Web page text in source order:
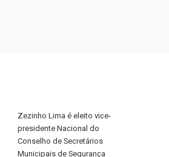
Zezinho Lima é eleito vice-
presidente Nacional do
Conselho de Secretários
Municipais de Segurança